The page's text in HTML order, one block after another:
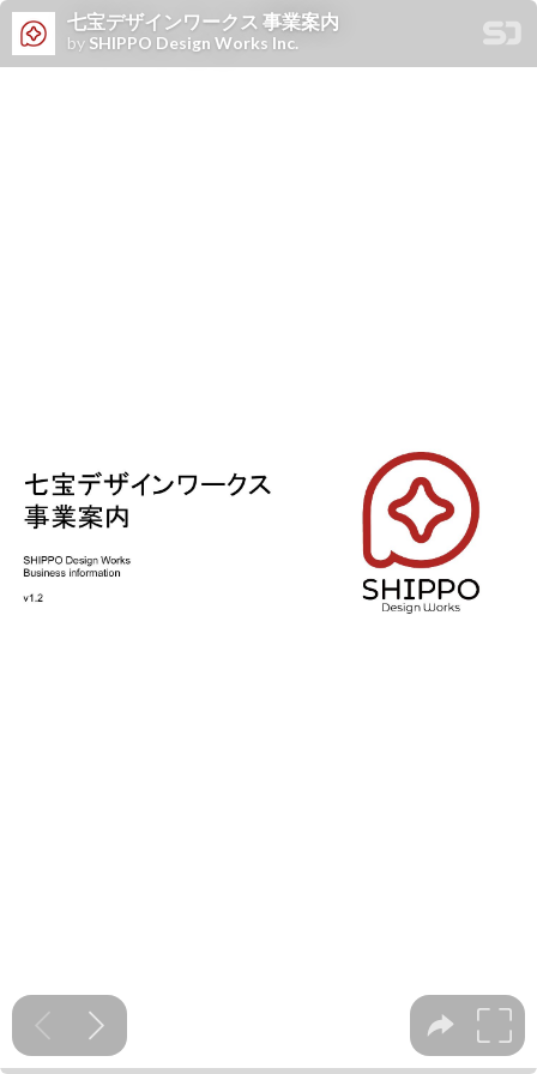
七宝デザインワークス 事業案内
by SHIPPO Design Works Inc.